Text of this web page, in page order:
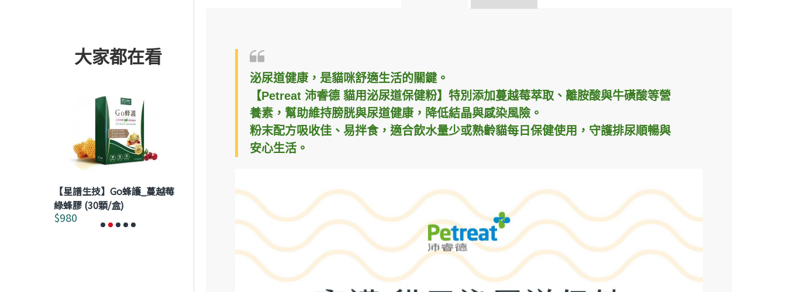
大家都在看
【星譜生技】Go蜂護_蔓越莓
綠蜂膠 (30顆/盒)
$980
【澤生生技】★健字號★酐衛
Hepatokeeper複方草本精華
膠囊 120粒/盒
$2,592
【Heho健康】上班族健康生活
大調查專刊
$168
【星譜生技】Go速纖_穩控加
速代謝錠30顆/盒
$980
泌尿道健康，是貓咪舒適生活的關鍵。
【Petreat 沛睿德 貓用泌尿道保健粉】特別添加蔓越莓萃取、離胺酸與牛磺酸等營
養素，幫助維持膀胱與尿道健康，降低結晶與感染風險。
粉末配方吸收佳、易拌食，適合飲水量少或熟齡貓每日保健使用，守護排尿順暢與
安心生活。